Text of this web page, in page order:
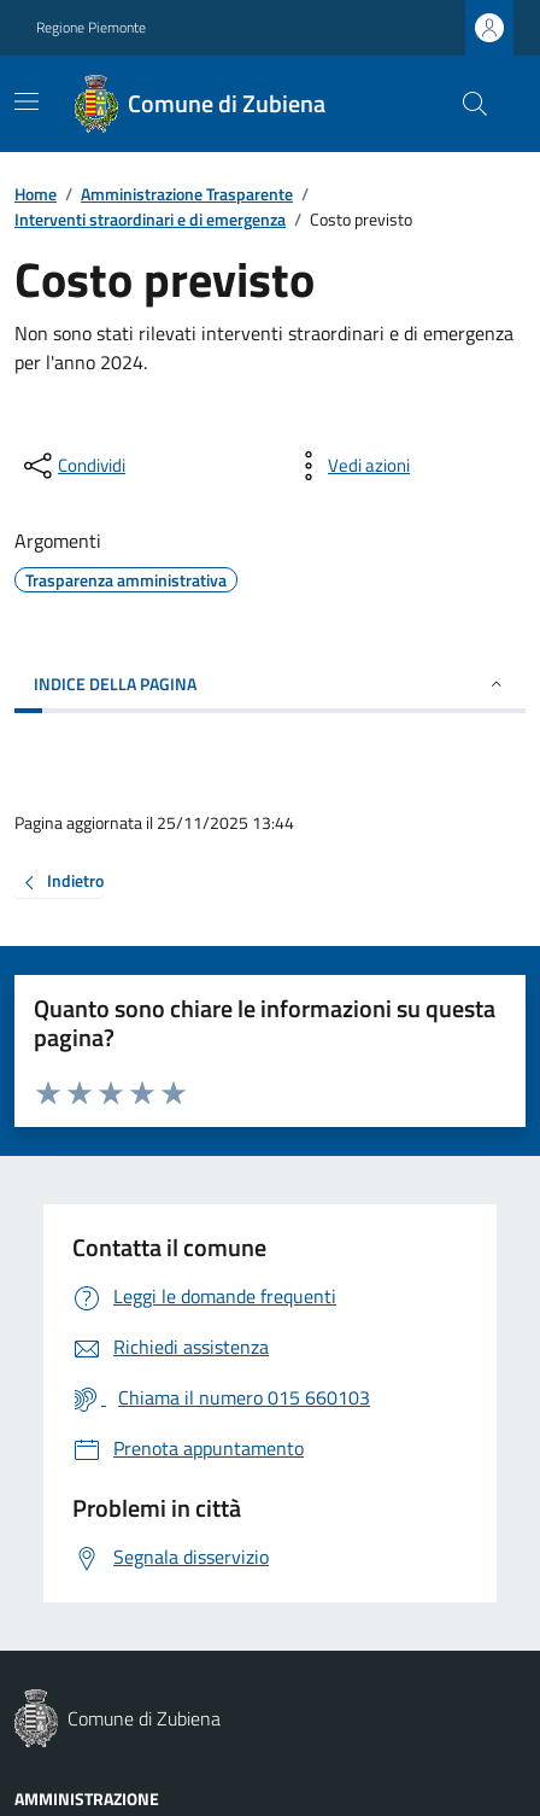
Regione Piemonte
Comune di Zubiena
Home / Amministrazione Trasparente /
Interventi straordinari e di emergenza / Costo previsto
Costo previsto
Non sono stati rilevati interventi straordinari e di emergenza
per l'anno 2024.
Condividi Vedi azioni
Argomenti
Trasparenza amministrativa
INDICE DELLA PAGINA
Pagina aggiornata il 25/11/2025 13:44
Indietro
Quanto sono chiare le informazioni su questa
pagina?
Valuta da 1 a 5 stelle la pagina
Valuta 5 stelle su 5
Valuta 4 stelle su 5
Valuta 3 stelle su 5
Valuta 2 stelle su 5
Valuta 1 stelle su 5
Contatta il comune
Leggi le domande frequenti
Richiedi assistenza
Chiama il numero 015 660103
Prenota appuntamento
Problemi in città
Segnala disservizio
Comune di Zubiena
AMMINISTRAZIONE